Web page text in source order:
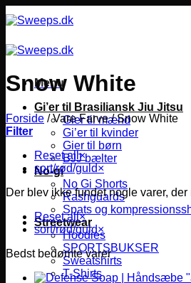
til
Menu
Gi’er til Brasiliansk Jiu Jitsu
Gier til mænd
Gi’er til kvinder
Gier til børn
BJJ bælter
No-gi
No Gi Shorts
Rashguards
Spats og
Streetwear
Hoodies
SPORTSBUKSER
Sweatshirts
T-Shirts
Snow White
Forside /Vare Farve/Snow White
Filter
Reset all×
sort/rød/guld×
Der blev ikke fundet nogle varer,
Reset all×
sort/rød/guld×
Bedst bedømte varer